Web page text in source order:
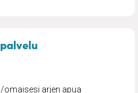
omaisesi arjen apua